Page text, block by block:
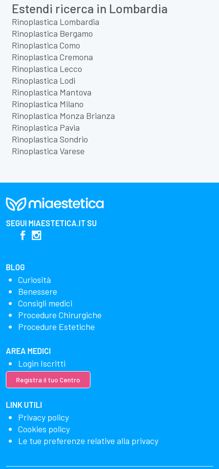
Estendi ricerca in Lombardia
Rinoplastica Lombardia
Rinoplastica Bergamo
Rinoplastica Como
Rinoplastica Cremona
Rinoplastica Lecco
Rinoplastica Lodi
Rinoplastica Mantova
Rinoplastica Milano
Rinoplastica Monza Brianza
Rinoplastica Pavia
Rinoplastica Sondrio
Rinoplastica Varese
SEGUI MIAESTETICA.IT SU
BLOG
Curiosità
Benessere
Consigli medici
Procedure Chirurgiche
Procedure Estetiche
AREA MEDICI
Login Iscritti
Registra il tuo Centro
LINK UTILI
Privacy policy
Cookies policy
Le tue preferenze relative alla privacy